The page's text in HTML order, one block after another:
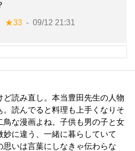
★33 09/12 21:31
ど読み直し。本当豊田先生の人物
。読んでると料理も上手くなりそ
鳥な漫画よね。子供も男の子と女
妙に違う、一緒に暮らしていて
思いは言葉にしなきゃ伝わらな